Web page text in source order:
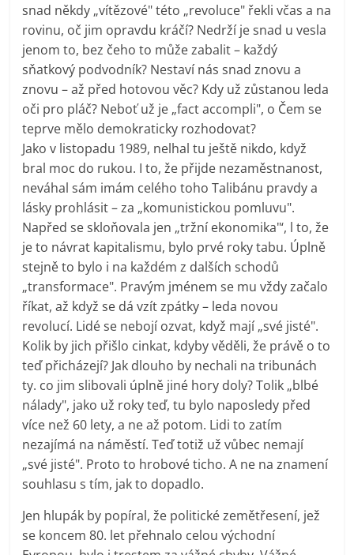
snad někdy „vítězové" této „revoluce" řekli včas a na
rovinu, oč jim opravdu kráčí? Nedrží je snad u vesla
jenom to, bez čeho to může zabalit – každý
sňatkový podvodník? Nestaví nás snad znovu a
znovu – až před hotovou věc? Kdy už zůstanou leda
oči pro pláč? Neboť už je „fact accompli", o Čem se
teprve mělo demokraticky rozhodovat?
Jako v listopadu 1989, nelhal tu ještě nikdo, když
bral moc do rukou. I to, že přijde nezaměstnanost,
neváhal sám imám celého toho Talibánu pravdy a
lásky prohlásit – za „komunistickou pomluvu".
Napřed se skloňovala jen „tržní ekonomika"‘, l to, že
je to návrat kapitalismu, bylo prvé roky tabu. Úplně
stejně to bylo i na každém z dalších schodů
„transformace". Pravým jménem se mu vždy začalo
říkat, až když se dá vzít zpátky – leda novou
revolucí. Lidé se nebojí ozvat, když mají „své jisté".
Kolik by jich přišlo cinkat, kdyby věděli, že právě o to
teď přicházejí? Jak dlouho by nechali na tribunách
ty. co jim slibovali úplně jiné hory doly? Tolik „blbé
nálady", jako už roky teď, tu bylo naposledy před
více než 60 lety, a ne až potom. Lidi to zatím
nezajímá na náměstí. Teď totiž už vůbec nemají
„své jisté". Proto to hrobové ticho. A ne na znamení
souhlasu s tím, jak to dopadlo.
Jen hlupák by popíral, že politické zemětřesení, jež
se koncem 80. let přehnalo celou východní